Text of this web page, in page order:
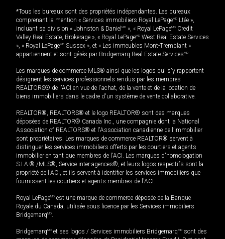
*Tous les bureaux sont des propriétés indépendantes. Les bureaux
comprenant la mention « Services immobiliers Royal LePageMD Ltée »,
incluant sa division « Johnston & Daniel MD », « Royal LePageMD Credit
Valley Real Estate, Brokerage », « Royal LePageMD West Real Estate Services
», « Royal LePageMD Sussex », et « Les immeubles Mont-Tremblant »
appartiennent et sont gérés par Bridgemarq Real Estate ServicesMD.
Les marques de commerce MLS® ainsi que les logos qui s'y rapportent
désignent les services professionnels rendus par les membres
REALTORS® de l'ACI en vue de l'achat, de la vente et de la location de
biens immobiliers dans le cadre d'un système de vente collaborative.
REALTOR®, REALTORS® et le logo REALTOR® sont des marques
déposées de REALTOR® Canada Inc., une compagnie dont la National
Association of REALTORS® et l'Association canadienne de l’immobilier
sont propriétaires. Les marques de commerce REALTOR® servent à
distinguer les services immobiliers offerts par les courtiers et agents
immobilier en tant que membres de l'ACI. Les marques d'homologation
S.I.A.® /MLS®, Service inter-agences®, et leurs logos respectifs sont la
propriété de l'ACI, et ils servent à identifier les services immobiliers que
fournissent les courtiers et agents membres de l'ACI.
Royal LePageMD est une marque de commerce déposée de la Banque
Royale du Canada, utilisée sous licence par les Services immobiliers
BridgemarqMD.
BridgemarqMD et ses logos / Services immobiliers BridgemarqMD sont des